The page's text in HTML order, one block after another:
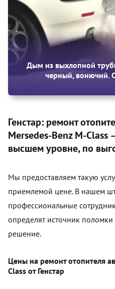
Дым из выхлопной
черный, вонючий.
Генстар: ремонт
Mersedes-Benz M-Class
высшем уровне, по
Мы предоставляем такую
приемлемой цене. В нашем
профессиональные
определят источник
решение.
Цены на ремонт отопителя
Class от Генстар